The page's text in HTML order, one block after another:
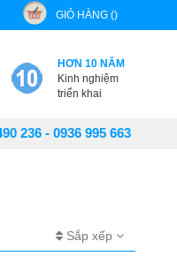
GIỎ HÀNG ()
HƠN 10 NĂM
Kinh nghiệm
triển khai
236 - 0936 995 663
Sắp xếp